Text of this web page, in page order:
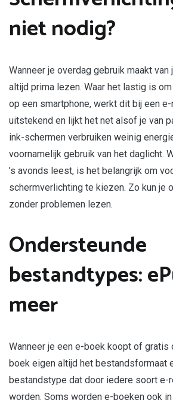
niet nodig?
Wanneer je overdag gebruik maakt van
altijd prima lezen. Waar het lastig is
op een smartphone, werkt dit bij een
uitstekend en lijkt het net alsof je van
ink-schermen verbruiken weinig
voornamelijk gebruik van het daglicht.
’s avonds leest, is het belangrijk om
schermverlichting te kiezen. Zo kun je
zonder problemen lezen.
Ondersteunde
bestandtypes:
meer
Wanneer je een e-boek koopt of gratis
boek eigen altijd het bestandsformaat
bestandstype dat door iedere soort e-
worden. Soms worden e-boeken ook